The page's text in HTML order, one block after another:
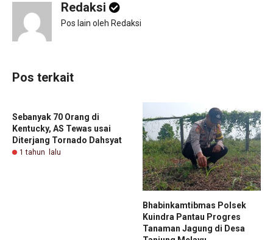
Redaksi
Pos lain oleh Redaksi
Pos terkait
Sebanyak 70 Orang di
Kentucky, AS Tewas usai
Diterjang Tornado Dahsyat
1 tahun lalu
Bhabinkamtibmas Polsek
Kuindra Pantau Progres
Tanaman Jagung di Desa